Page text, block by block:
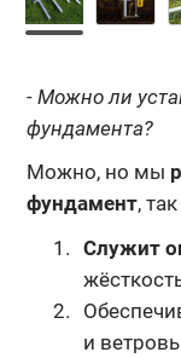
- Можно ли
фундамента?
Можно, но мы
фундамент,
Служит
и